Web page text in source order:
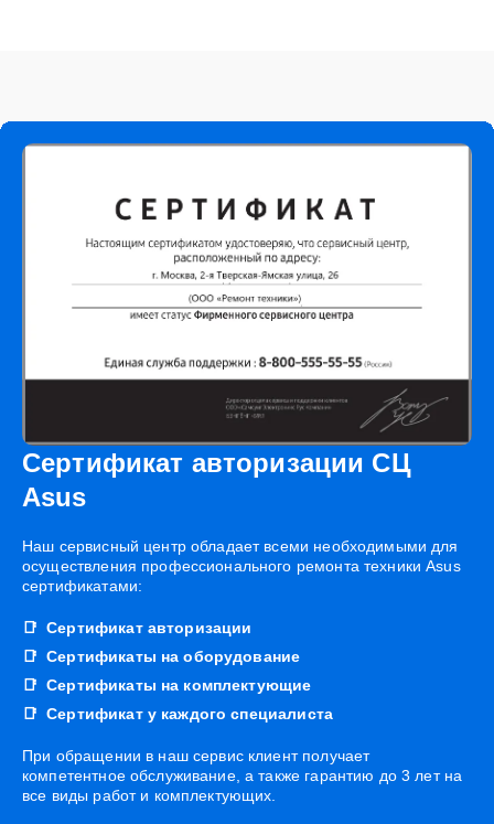
Сертификат авторизации СЦ
Asus
Наш сервисный центр обладает всеми необходимыми для
осуществления профессионального ремонта техники Asus
сертификатами:
Сертификат авторизации
Сертификаты на оборудование
Сертификаты на комплектующие
Сертификат у каждого специалиста
При обращении в наш сервис клиент получает
компетентное обслуживание, а также гарантию до 3 лет на
все виды работ и комплектующих.